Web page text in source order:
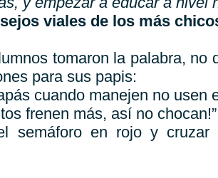
viales de los más
tomaron la palabra, no
para sus papis:
cuando manejen no usen
frenen más, así no
semáforo en rojo y